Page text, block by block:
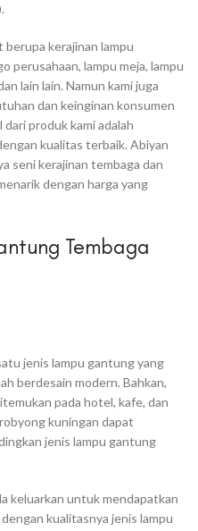
berupa kerajinan lampu
perusahaan, lampu meja, lampu
lain lain. Namun kami juga
dan keinginan konsumen
produk kami adalah
kualitas terbaik. Abiyan
seni kerajinan tembaga dan
dengan harga yang
Tembaga
jenis lampu gantung yang
berdesain modern. Bahkan,
pada hotel, kafe, dan
kuningan dapat
jenis lampu gantung
keluarkan untuk mendapatkan
kualitasnya jenis lampu